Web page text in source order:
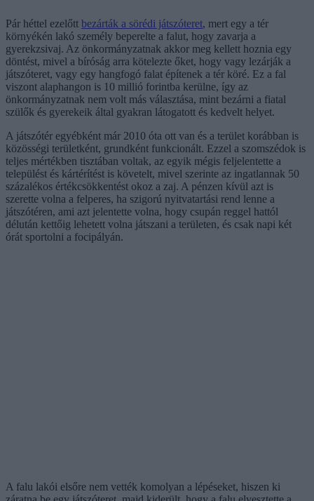
Pár héttel ezelőtt bezárták a sörédi játszóteret, mert egy a tér
környékén lakó személy beperelte a falut, hogy zavarja a
gyerekzsivaj. Az önkormányzatnak akkor meg kellett hoznia egy
döntést, mivel a bíróság arra kötelezte őket, hogy vagy lezárják a
játszóteret, vagy egy hangfogó falat építenek a tér köré. Ez a fal
viszont alaphangon is 10 millió forintba kerülne, így az
önkormányzatnak nem volt más választása, mint bezárni a fiatal
szülők és gyerekeik által gyakran látogatott és kedvelt helyet.
A játszótér egyébként már 2010 óta ott van és a terület korábban is
közösségi területként, grundként funkcionált. Ezzel a szomszédok is
teljes mértékben tisztában voltak, az egyik mégis feljelentette a
települést és kártérítést is követelt, mivel szerinte az ingatlannak 50
százalékos értékcsökkentést okoz a zaj. A pénzen kívül azt is
szerette volna a felperes, ha szigorú nyitvatartási rend lenne a
játszótéren, ami azt jelentette volna, hogy csupán reggel hattól
délután kettőig lehetett volna játszani a területen, és csak napi két
órát sportolni a focipályán.
A falu lakói elsőre nem vették komolyan a lépéseket, hiszen ki